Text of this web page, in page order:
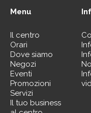
Menu
Il centro
Orari
Dove siamo
Negozi
Eventi
Promozioni
Servizi
Il tuo business